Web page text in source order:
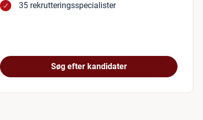
35 rekrutteringsspecialister
Søg efter kandidater